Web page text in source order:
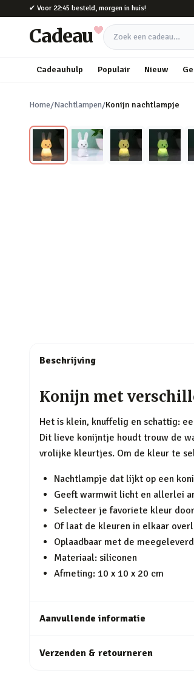
Naar hoofdinhoud
✔ Voor 22:45 besteld, morgen in huis!
Cadeau Zoek een cadeau
Cadeauhulp Populair Nieuw
Home/Nachtlampen/Konijn nachtlampje
Beschrijving
Konijn met
Het is klein, knuffelig en schattig:
Dit lieve konijntje houdt trouw de
vrolijke kleurtjes. Om de kleur te
Nachtlampje dat lijkt op een
Geeft warmwit licht en allerlei
Selecteer je favoriete kleur
Of laat de kleuren in elkaar
Oplaadbaar met de
Materiaal: siliconen
Afmeting: 10 x 10 x 20 cm
Aanvullende informatie
Verzenden & retourneren